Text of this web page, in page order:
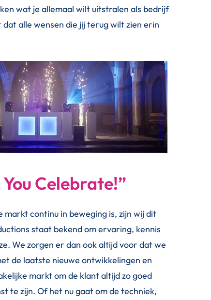
wat je allemaal wilt uitstralen als bedrijf
alle wensen die jij terug wilt zien erin
Celebrate!”
markt continu in beweging is, zijn wij dit
staat bekend om ervaring, kennis
We zorgen er dan ook altijd voor dat we
de laatste nieuwe ontwikkelingen en
markt om de klant altijd zo goed
te zijn. Of het nu gaat om de techniek,